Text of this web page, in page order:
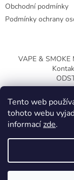
Tento web
tohoto webu
informacízde.
Obchodní podmínky
Podmínky ochrany
VAPE & SMOKE
Copyright 2026